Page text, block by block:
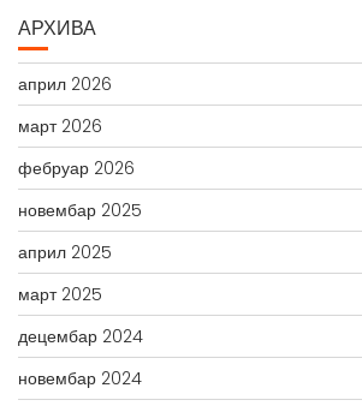
АРХИВА
април 2026
март 2026
фебруар 2026
новембар 2025
април 2025
март 2025
децембар 2024
новембар 2024